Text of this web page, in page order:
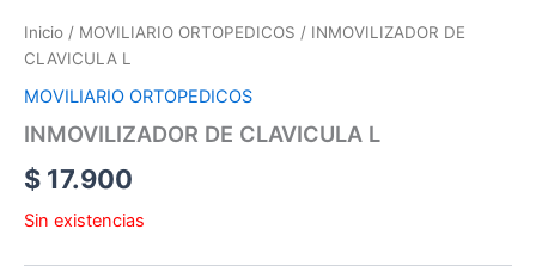
Inicio / MOVILIARIO ORTOPEDICOS / INMOVILIZADOR DE
CLAVICULA L
MOVILIARIO ORTOPEDICOS
INMOVILIZADOR DE CLAVICULA L
$ 17.900
Sin existencias